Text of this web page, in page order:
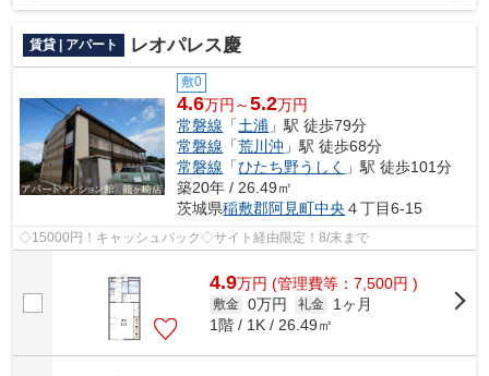
賃貸 | アパート レオパレス慶
敷0
4.6万円～5.2万円
常磐線 「土浦 」駅 徒歩79分
常磐線 「荒川沖 」駅 徒歩68分
常磐線 「ひたち野うしく
」駅 徒歩101分
築20年 / 26.49㎡
茨城県稲敷郡阿見町中央 ４丁目6-15
◇15000円！キャッシュバック◇サイト経由限定！8/末まで
4.9万円 (管理費等：7,500円 )
敷金 0万円 礼金
1ヶ月
1階 / 1K / 26.49㎡